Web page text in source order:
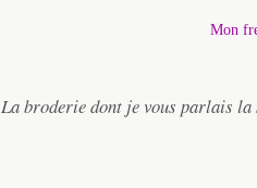
La broderie dont je vous parlais